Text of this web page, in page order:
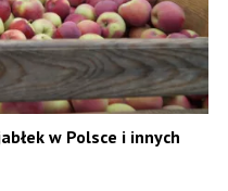
w Polsce i innych